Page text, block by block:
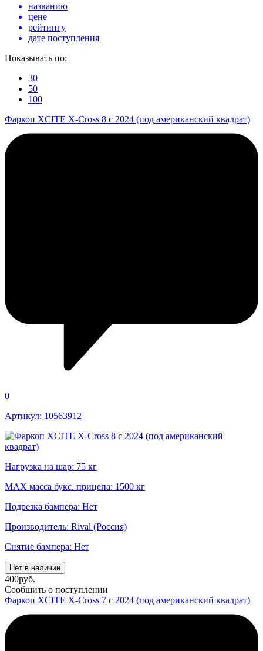
названию
цене
рейтингу
дате поступления
Показывать по:
30
50
100
Фаркоп XCITE X-Cross 8 с 2024 (под американский квадрат)
0
Артикул: 10563912
Нагрузка на шар: 75 кг
MAX масса букс. прицепа: 1500 кг
Подрезка бампера: Нет
Производитель: Rival (Россия)
Снятие бампера: Нет
Нет в наличии
400руб.
Сообщить о поступлении
Фаркоп XCITE X-Cross 7 с 2024 (под американский квадрат)